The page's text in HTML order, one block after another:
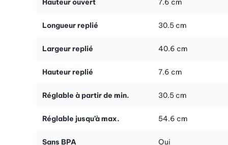
Hauteur ouvert 7.6 cm
Longueur replié 30.5 cm
Largeur replié 40.6 cm
Hauteur replié 7.6 cm
Réglable à partir de min. 30.5 cm
Réglable jusqu’à max. 54.6 cm
Sans BPA Oui